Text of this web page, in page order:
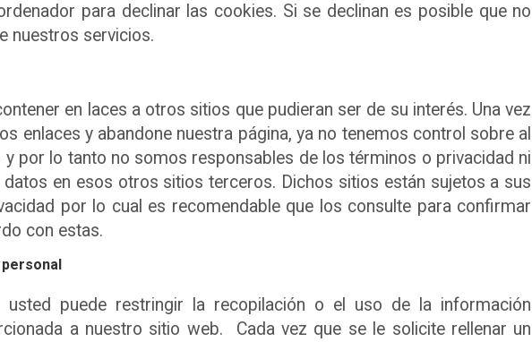
para declinar las cookies. Si se declinan es posible que no
nuestros servicios.
en laces a otros sitios que pudieran ser de su interés. Una vez
enlaces y abandone nuestra página, ya no tenemos control sobre al
por lo tanto no somos responsables de los términos o privacidad ni
en esos otros sitios terceros. Dichos sitios están sujetos a sus
por lo cual es recomendable que los consulte para confirmar
con estas.
usted puede restringir la recopilación o el uso de la información
a nuestro sitio web. Cada vez que se le solicite rellenar un